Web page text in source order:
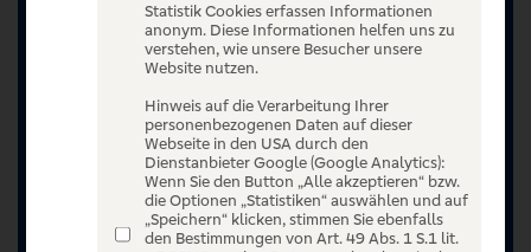
Statistik Cookies erfassen Informationen
anonym. Diese Informationen helfen uns zu
verstehen, wie unsere Besucher unsere
Website nutzen.
Hinweis auf die Verarbeitung Ihrer
personenbezogenen Daten auf dieser
Webseite in den USA durch den
Dienstanbieter Google (Google Analytics):
Wenn Sie den Button „Alle akzeptieren“ bzw.
die Optionen „Statistiken“ auswählen und auf
„Speichern“ klicken, stimmen Sie ebenfalls
den Bestimmungen von Art. 49 Abs. 1 S.1 lit.